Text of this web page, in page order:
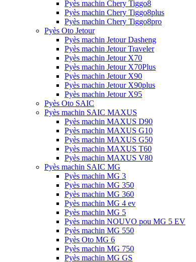
Pyès machin Chery Tiggo8
Pyès machin Chery Tiggo8plus
Pyès machin Chery Tiggo8pro
Pyès Oto Jetour
Pyès machin Jetour Dasheng
Pyès machin Jetour Traveler
Pyès machin Jetour X70
Pyès machin Jetour X70Plus
Pyès machin Jetour X90
Pyès machin Jetour X90plus
Pyès machin Jetour X95
Pyès Oto SAIC
Pyès machin SAIC MAXUS
Pyès machin MAXUS D90
Pyès machin MAXUS G10
Pyès machin MAXUS G50
Pyès machin MAXUS T60
Pyès machin MAXUS V80
Pyès machin SAIC MG
Pyès machin MG 3
Pyès machin MG 350
Pyès machin MG 360
Pyès machin MG 4 ev
Pyès machin MG 5
Pyès machin NOUVO pou MG 5 EV
Pyès machin MG 550
Pyès Oto MG 6
Pyès machin MG 750
Pyès machin MG GS